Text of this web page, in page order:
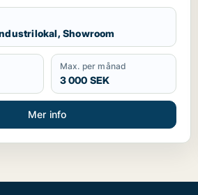
Showroom
Max. per månad
3 000 SEK
Mer info